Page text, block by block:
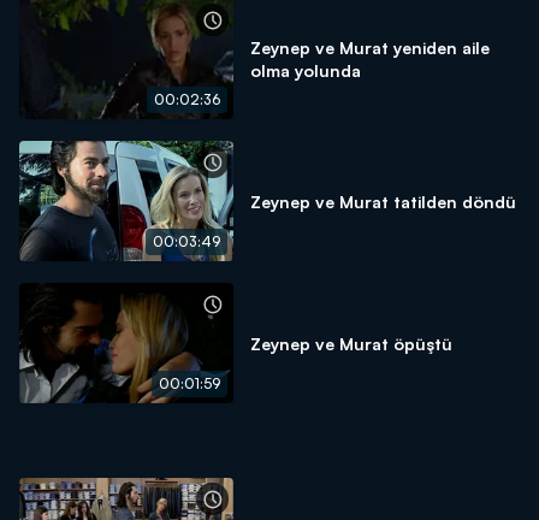
00:02:36
Zeynep ve Murat yeniden aile
olma yolunda
00:03:49
Zeynep ve Murat tatilden döndü
00:01:59
Zeynep ve Murat öpüştü